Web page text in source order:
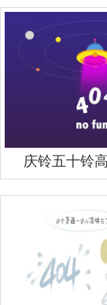
庆铃五十铃